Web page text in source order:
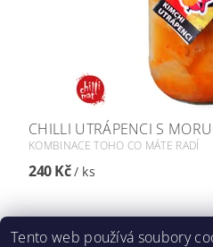
CHILLI UTRÁPENCI S
KOMBINACE TOHO CO MÁTE RADÍ
240 Kč/ ks
Tento web používá soubory